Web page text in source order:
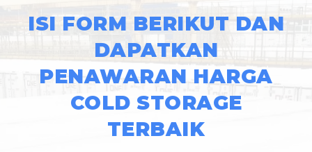
ISI FORM BERIKUT DAN
DAPATKAN
PENAWARAN HARGA
COLD STORAGE
TERBAIK